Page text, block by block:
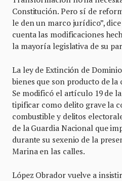
Constitución. Pero sí de
le den un marco jurídico”,
cuenta las modificaciones
la mayoría legislativa de su
La ley de Extinción de
bienes que son producto de
Se modificó el artículo 19 de
tipificar como delito grave la
combustible y delitos
de la Guardia Nacional que
durante su sexenio de la
Marina en las calles.
López Obrador vuelve a